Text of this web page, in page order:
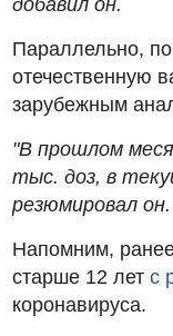
Параллельно,
отечественную
зарубежным
"В прошлом
тыс. доз, в
резюмировал он.
Напомним,
старше 12 лет с
коронавируса.